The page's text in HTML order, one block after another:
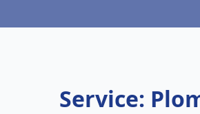
Service: